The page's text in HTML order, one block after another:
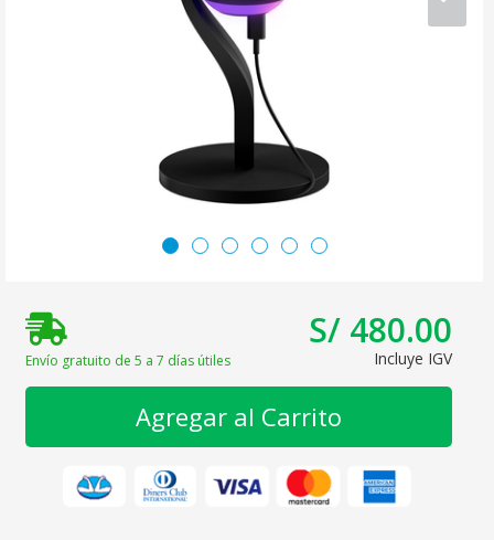
Envío gratuito de 5 a 7 días útiles
S/ 480.00
Incluye IGV
Agregar al Carrito